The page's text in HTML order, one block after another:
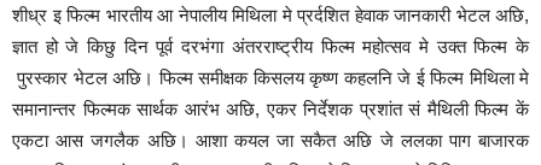
शीध्र इ फिल्म भारतीय आ नेपालीय मिथिला मे प्रर्दशित हेवाक जानकारी भेटल अछि,
ज्ञात हो जे किछु दिन पूर्व दरभंगा अंतरराष्ट्रीय फिल्म महोत्सव मे उक्त फिल्म के
पुरस्कार भेटल अछि। फिल्म समीक्षक किसलय कृष्ण कहलनि जे ई फिल्म मिथिला मे
समानान्तर फिल्मक सार्थक आरंभ अछि, एकर निर्देशक प्रशांत सं मैथिली फिल्म कें
एकटा आस जगलैक अछि। आशा कयल जा सकैत अछि जे ललका पाग बाजारक